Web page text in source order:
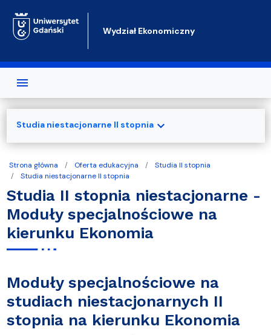
Wydział Ekonomiczny
Strona główna Oferta edukacyjna
Studia II stopnia
Studia niestacjonarne II stopnia
Studia II stopnia niestacjonarne -
Moduły specjalnościowe na
kierunku Ekonomia
Moduły specjalnościowe na
studiach niestacjonarnych II
stopnia na kierunku Ekonomia
Studia niestacjonarne II stopniaexpand_more